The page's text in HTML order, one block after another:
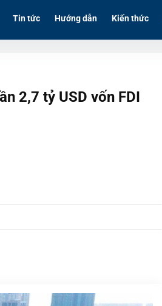
Tin tức Hướng dẫn Kiến thức
2,7 tỷ USD vốn FDI